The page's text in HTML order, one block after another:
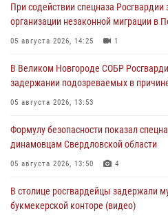
При содействии спецназа
организации незаконной миграции в
05 августа 2026, 14:25 1
В Великом Новгороде СОБР
задержании подозреваемых в
05 августа 2026, 13:53
Формулу безопасности показал
динамовцам Свердловской области
05 августа 2026, 13:50 4
В столице росгвардейцы задержали
букмекерской конторе (видео)